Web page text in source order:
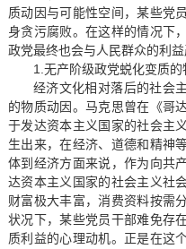
质动因与可能性空间，某些党
身贪污腐败。在这样的情况下
政党最终也会与人民群众的利
1.无产阶级政党蜕化变质
经济文化相对落后的社会
的物质动因。马克思曾在《哥
于发达资本主义国家的社会主
生出来，在经济、道德和精神
体到经济方面来说，作为向共
达资本主义国家的社会主义社
财富极大丰富，消费资料按需
状况下，某些党员干部难免存
质利益的心理动机。正是在这